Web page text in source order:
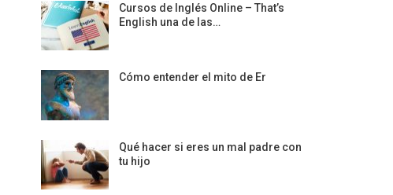
Cursos de Inglés Online – That’s
English una de las…
Cómo entender el mito de Er
Qué hacer si eres un mal padre con
tu hijo